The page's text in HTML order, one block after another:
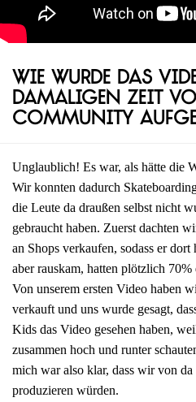
Wie wurde das
damaligen Zeit
Community
Unglaublich! Es war, als hätte die
Wir konnten dadurch
die Leute da draußen selbst nicht
gebraucht haben. Zuerst dachten
an Shops verkaufen, sodass er
aber rauskam, hatten plötzlich
Von unserem ersten Video haben
verkauft und uns wurde gesagt,
Kids das Video gesehen haben,
zusammen hoch und runter
mich war also klar, dass wir von
produzieren würden.